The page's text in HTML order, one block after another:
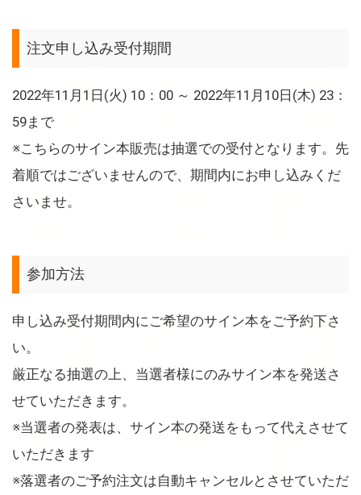
注文申し込み受付期間
2022年11月1日(火) 10：00 ～ 2022年11月10日(木) 23：
59まで
※こちらのサイン本販売は抽選での受付となります。先
着順ではございませんので、期間内にお申し込みくだ
さいませ。
参加方法
申し込み受付期間内にご希望のサイン本をご予約下さ
い。
厳正なる抽選の上、当選者様にのみサイン本を発送さ
せていただきます。
※当選者の発表は、サイン本の発送をもって代えさせて
いただきます
※落選者のご予約注文は自動キャンセルとさせていただ